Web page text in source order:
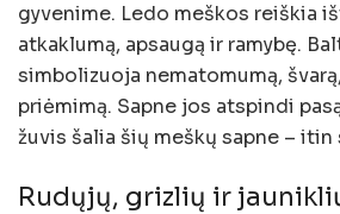
gyvenime. Ledo meškos reiškia
atkaklumą, apsaugą ir ramybę.
simbolizuoja nematomumą,
priėmimą. Sapne jos atspindi
žuvis šalia šių meškų sapne –
Rudųjų, grizlių ir